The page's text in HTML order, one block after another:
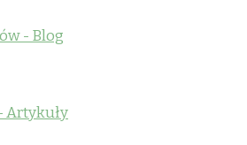
- Blog
Artykuły